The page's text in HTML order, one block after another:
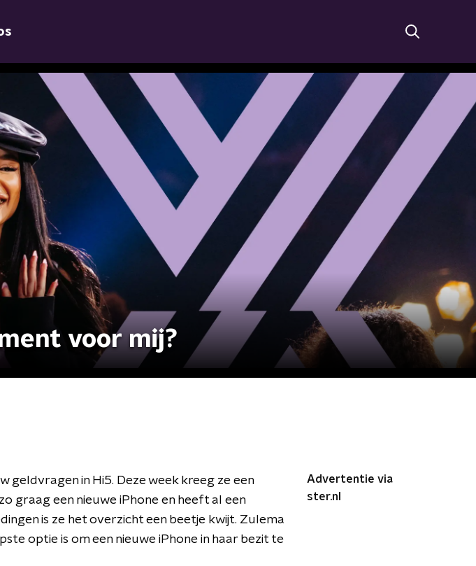
voor mij?
geldvragen in Hi5. Deze week kreeg ze een
graag een nieuwe iPhone en heeft al een
is ze het overzicht een beetje kwijt. Zulema
optie is om een nieuwe iPhone in haar bezit te
Advertentie via
ster.nl